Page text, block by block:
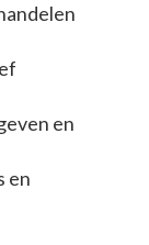
en
en